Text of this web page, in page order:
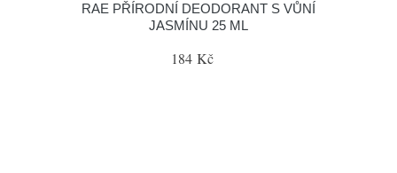
RAE PŘÍRODNÍ DEODORANT S VŮNÍ
JASMÍNU 25 ML
184 Kč